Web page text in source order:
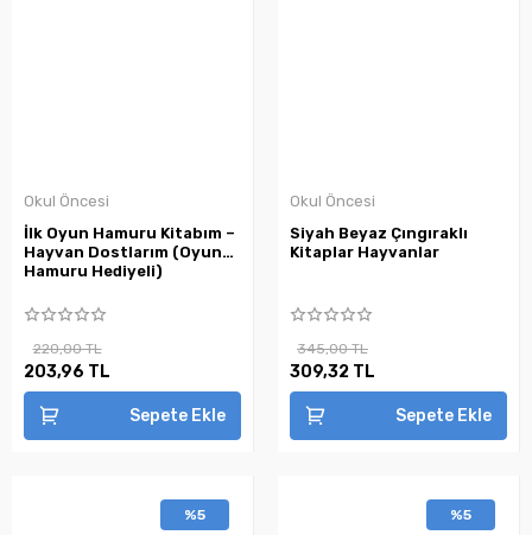
Okul Öncesi
İlk Oyun Hamuru Kitabım –
Hayvan Dostlarım (Oyun
Hamuru Hediyeli)
220,00 TL
203,96 TL
Sepete Ekle
Okul Öncesi
Siyah Beyaz Çıngıraklı
Kitaplar Hayvanlar
345,00 TL
309,32 TL
Sepete Ekle
%5 %5